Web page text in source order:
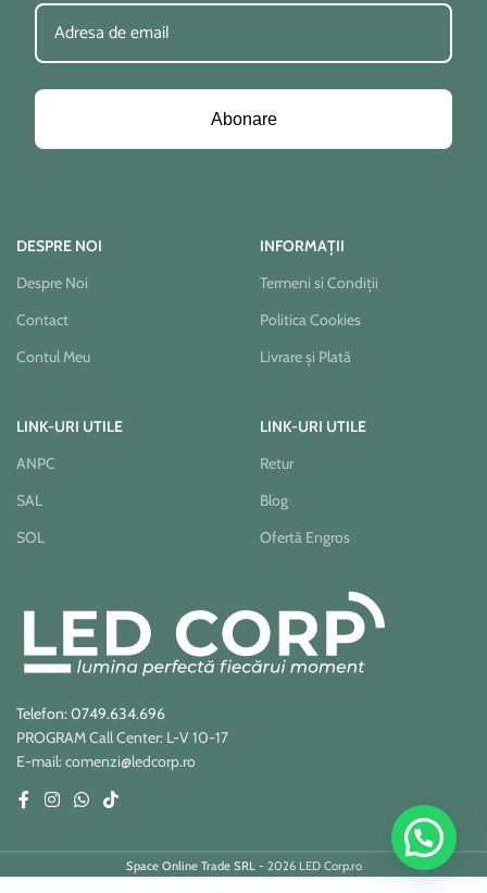
Abonare
DESPRE NOI
Despre Noi
Contact
Contul Meu
INFORMAȚII
Termeni si Condiții
Politica Cookies
Livrare și Plată
LINK-URI UTILE
ANPC
SAL
SOL
LINK-URI UTILE
Retur
Blog
Ofertă Engros
Telefon: 0749.634.696
PROGRAM Call Center: L-V 10-17
E-mail: comenzi@ledcorp.ro
Space Online Trade SRL - 2026 LED Corp.ro